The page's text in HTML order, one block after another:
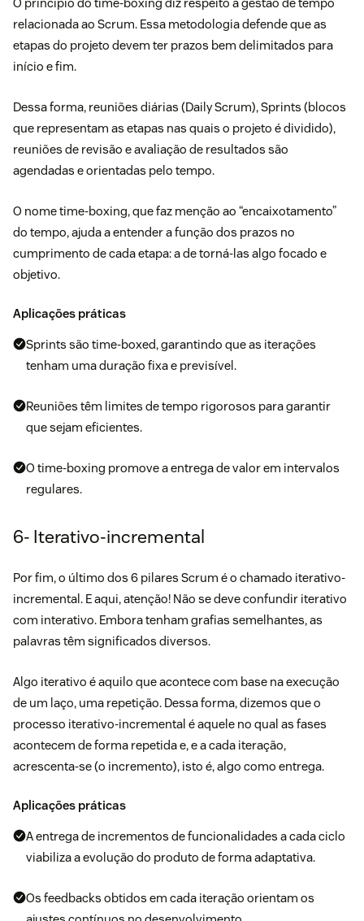
relacionada ao Scrum. Essa metodologia defende que as
etapas do projeto devem ter prazos bem delimitados para
início e fim.
Dessa forma, reuniões diárias (Daily Scrum), Sprints (blocos
que representam as etapas nas quais o projeto é dividido),
reuniões de revisão e avaliação de resultados são
agendadas e orientadas pelo tempo.
O nome time-boxing, que faz menção ao “encaixotamento”
do tempo, ajuda a entender a função dos prazos no
cumprimento de cada etapa: a de torná-las algo focado e
objetivo.
Aplicações práticas
Sprints são time-boxed, garantindo que as iterações
tenham uma duração fixa e previsível.
Reuniões têm limites de tempo rigorosos para garantir
que sejam eficientes.
O time-boxing promove a entrega de valor em intervalos
regulares.
6- Iterativo-incremental
Por fim, o último dos 6 pilares Scrum é o chamado iterativo-
incremental. E aqui, atenção! Não se deve confundir iterativo
com interativo. Embora tenham grafias semelhantes, as
palavras têm significados diversos.
Algo iterativo é aquilo que acontece com base na execução
de um laço, uma repetição. Dessa forma, dizemos que o
processo iterativo-incremental é aquele no qual as fases
acontecem de forma repetida e, e a cada iteração,
acrescenta-se (o incremento), isto é, algo como entrega.
Aplicações práticas
A entrega de incrementos de funcionalidades a cada ciclo
viabiliza a evolução do produto de forma adaptativa.
Os feedbacks obtidos em cada iteração orientam os